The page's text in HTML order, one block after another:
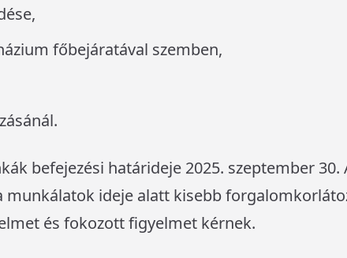
főbejáratával szemben,
befejezési határideje 2025. szeptember 30.
ideje alatt kisebb
és fokozott figyelmet kérnek.